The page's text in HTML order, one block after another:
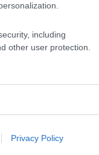
including
other user protection.
Privacy Policy
Ευρώπη
όπως